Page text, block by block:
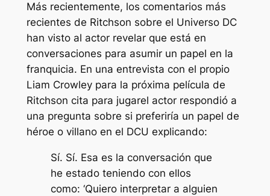
Más recientemente, los comentarios más
recientes de Ritchson sobre el Universo DC
han visto al actor revelar que está en
conversaciones para asumir un papel en la
franquicia. En una entrevista con el propio
Liam Crowley para la próxima película de
Ritchson cita para jugarel actor respondió a
una pregunta sobre si preferiría un papel de
héroe o villano en el DCU explicando:
Sí. Sí. Esa es la conversación que
he estado teniendo con ellos
como: ‘Quiero interpretar a alguien